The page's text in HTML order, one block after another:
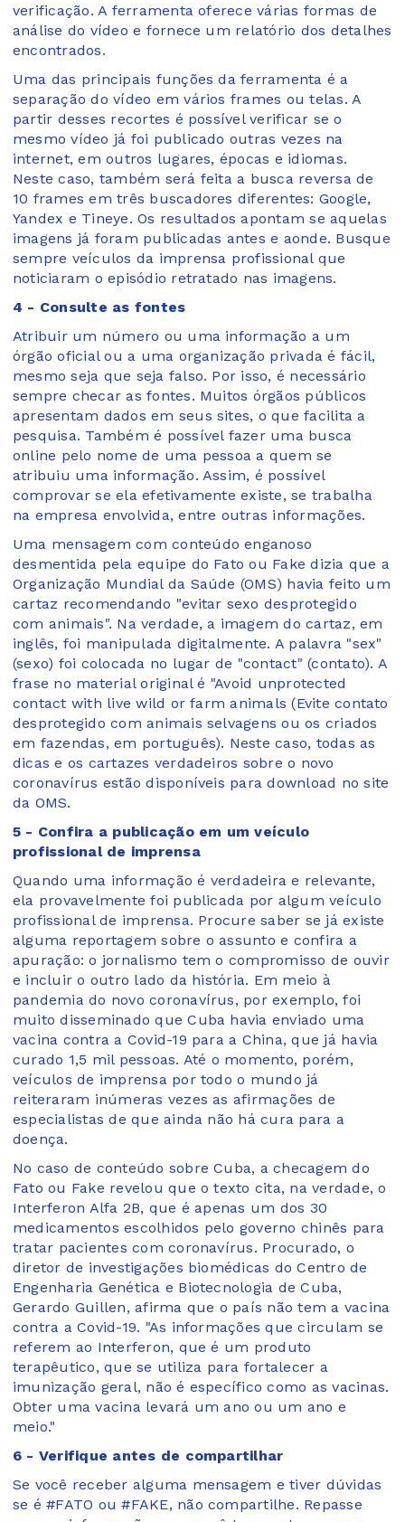
verificação. A ferramenta oferece várias formas de
análise do vídeo e fornece um relatório dos detalhes
encontrados.
Uma das principais funções da ferramenta é a
separação do vídeo em vários frames ou telas. A
partir desses recortes é possível verificar se o
mesmo vídeo já foi publicado outras vezes na
internet, em outros lugares, épocas e idiomas.
Neste caso, também será feita a busca reversa de
10 frames em três buscadores diferentes: Google,
Yandex e Tineye. Os resultados apontam se aquelas
imagens já foram publicadas antes e aonde. Busque
sempre veículos da imprensa profissional que
noticiaram o episódio retratado nas imagens.
4 - Consulte as fontes
Atribuir um número ou uma informação a um
órgão oficial ou a uma organização privada é fácil,
mesmo seja que seja falso. Por isso, é necessário
sempre checar as fontes. Muitos órgãos públicos
apresentam dados em seus sites, o que facilita a
pesquisa. Também é possível fazer uma busca
online pelo nome de uma pessoa a quem se
atribuiu uma informação. Assim, é possível
comprovar se ela efetivamente existe, se trabalha
na empresa envolvida, entre outras informações.
Uma mensagem com conteúdo enganoso
desmentida pela equipe do Fato ou Fake dizia que a
Organização Mundial da Saúde (OMS) havia feito um
cartaz recomendando "evitar sexo desprotegido
com animais". Na verdade, a imagem do cartaz, em
inglês, foi manipulada digitalmente. A palavra "sex"
(sexo) foi colocada no lugar de "contact" (contato). A
frase no material original é "Avoid unprotected
contact with live wild or farm animals (Evite contato
desprotegido com animais selvagens ou os criados
em fazendas, em português). Neste caso, todas as
dicas e os cartazes verdadeiros sobre o novo
coronavírus estão disponíveis para download no site
da OMS.
5 - Confira a publicação em um veículo
profissional de imprensa
Quando uma informação é verdadeira e relevante,
ela provavelmente foi publicada por algum veículo
profissional de imprensa. Procure saber se já existe
alguma reportagem sobre o assunto e confira a
apuração: o jornalismo tem o compromisso de ouvir
e incluir o outro lado da história. Em meio à
pandemia do novo coronavírus, por exemplo, foi
muito disseminado que Cuba havia enviado uma
vacina contra a Covid-19 para a China, que já havia
curado 1,5 mil pessoas. Até o momento, porém,
veículos de imprensa por todo o mundo já
reiteraram inúmeras vezes as afirmações de
especialistas de que ainda não há cura para a
doença.
No caso de conteúdo sobre Cuba, a checagem do
Fato ou Fake revelou que o texto cita, na verdade, o
Interferon Alfa 2B, que é apenas um dos 30
medicamentos escolhidos pelo governo chinês para
tratar pacientes com coronavírus. Procurado, o
diretor de investigações biomédicas do Centro de
Engenharia Genética e Biotecnologia de Cuba,
Gerardo Guillen, afirma que o país não tem a vacina
contra a Covid-19. "As informações que circulam se
referem ao Interferon, que é um produto
terapêutico, que se utiliza para fortalecer a
imunização geral, não é específico como as vacinas.
Obter uma vacina levará um ano ou um ano e
meio."
6 - Verifique antes de compartilhar
Se você receber alguma mensagem e tiver dúvidas
se é #FATO ou #FAKE, não compartilhe. Repasse